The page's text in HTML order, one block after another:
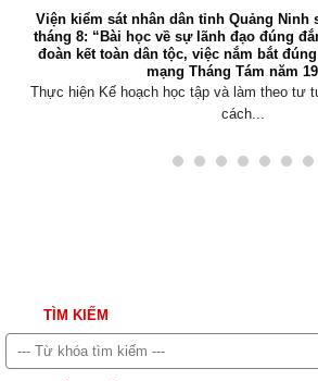
Viện kiểm sát nhân dân tỉnh Quảng Ninh
tháng 8: “Bài học về sự lãnh đạo đúng
đoàn kết toàn dân tộc, việc nắm bắt
mạng Tháng Tám năm
Thực hiện Kế hoạch học tập và làm theo tư
cách...
TÌM KIẾM